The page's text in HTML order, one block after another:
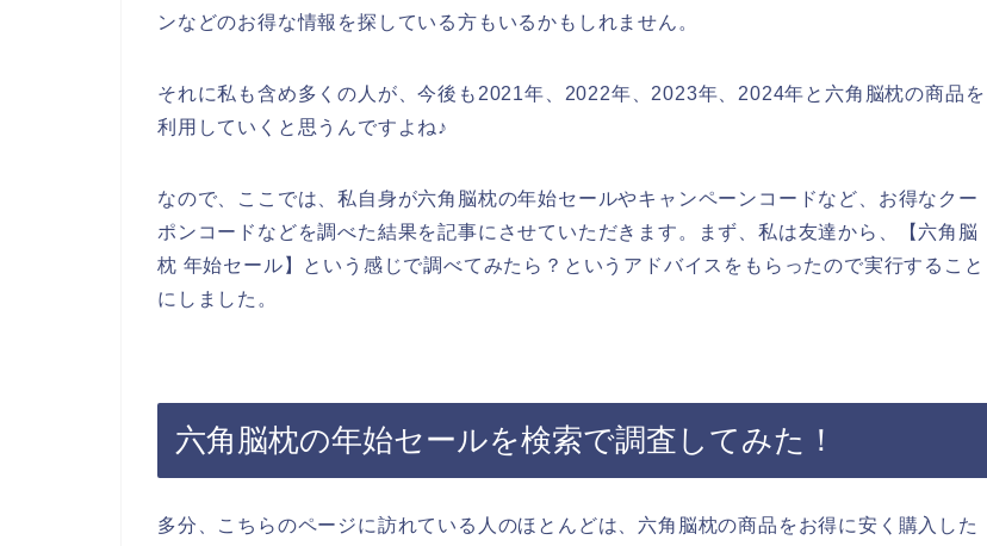
ンなどのお得な情報を探している方もいるかもしれません。
それに私も含め多くの人が、今後も2021年、2022年、2023年、2024年と六角脳枕の商品を
利用していくと思うんですよね♪
なので、ここでは、私自身が六角脳枕の年始セールやキャンペーンコードなど、お得なクー
ポンコードなどを調べた結果を記事にさせていただきます。まず、私は友達から、【六角脳
枕 年始セール】という感じで調べてみたら？というアドバイスをもらったので実行すること
にしました。
六角脳枕の年始セールを検索で調査してみた！
多分、こちらのページに訪れている人のほとんどは、六角脳枕の商品をお得に安く購入した